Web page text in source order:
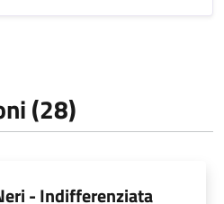
(28)
- Indifferenziata